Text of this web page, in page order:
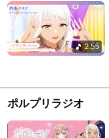
2:55
ポルプリラジオ